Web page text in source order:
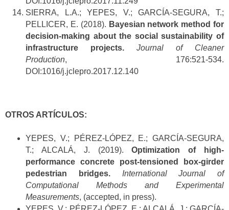
SIERRA, L.A.; YEPES, V.; GARCÍA-SEGURA, T.;
PELLICER, E. (2018). Bayesian network method for
decision-making about the social sustainability of
infrastructure projects.
Journal of Cleaner
Production, 176:521-534.
DOI:1016/j.jclepro.2017.12.140
OTROS ARTÍCULOS:
YEPES, V.; PÉREZ-LÓPEZ, E.; GARCÍA-SEGURA,
T.; ALCALÁ, J. (2019).Optimization of high-
performance concrete post-tensioned box-girder
pedestrian bridges.
International Journal of
Computational Methods and Experimental
Measurements, (accepted, in press).